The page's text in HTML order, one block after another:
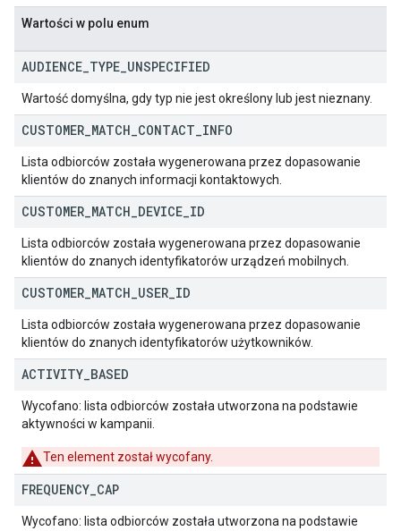
Wartości w polu enum
AUDIENCE TYPE UNSPECIFIED
Wartość domyślna, gdy typ nie jest określony lub jest nieznany.
CUSTOMER MATCH CONTACT INFO
Lista odbiorców została wygenerowana przez dopasowanie
klientów do znanych informacji kontaktowych.
CUSTOMER MATCH DEVICE ID
Lista odbiorców została wygenerowana przez dopasowanie
klientów do znanych identyfikatorów urządzeń mobilnych.
CUSTOMER MATCH USER ID
Lista odbiorców została wygenerowana przez dopasowanie
klientów do znanych identyfikatorów użytkowników.
ACTIVITY BASED
Wycofano: lista odbiorców została utworzona na podstawie
aktywności w kampanii.
Ten element został wycofany.
FREQUENCY CAP
Wycofano: lista odbiorców została utworzona na podstawie